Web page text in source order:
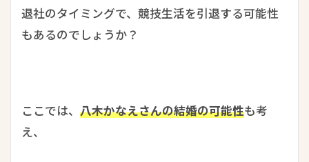
退社のタイミングで、競技生活を引退する可能性
もあるのでしょうか？
ここでは、 八木かなえさんの結婚の可能性も考
え、